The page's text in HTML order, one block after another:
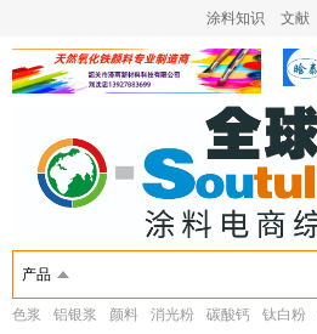
涂料知识 文献
产品
色浆 铝银浆 颜料 消光粉 碳酸钙 钛白粉